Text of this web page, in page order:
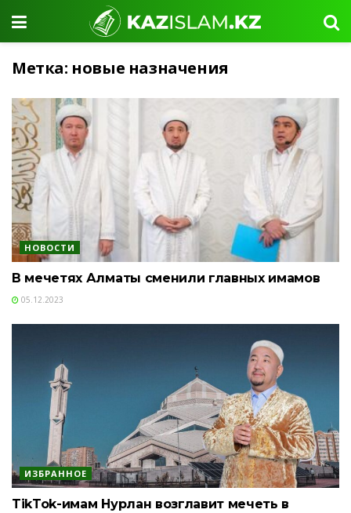
Метка: новые назначения
НОВОСТИ
В мечетях Алматы сменили главных имамов
05.12.2023
ИЗБРАННОЕ
TikTok-имам Нурлан возглавит мечеть в